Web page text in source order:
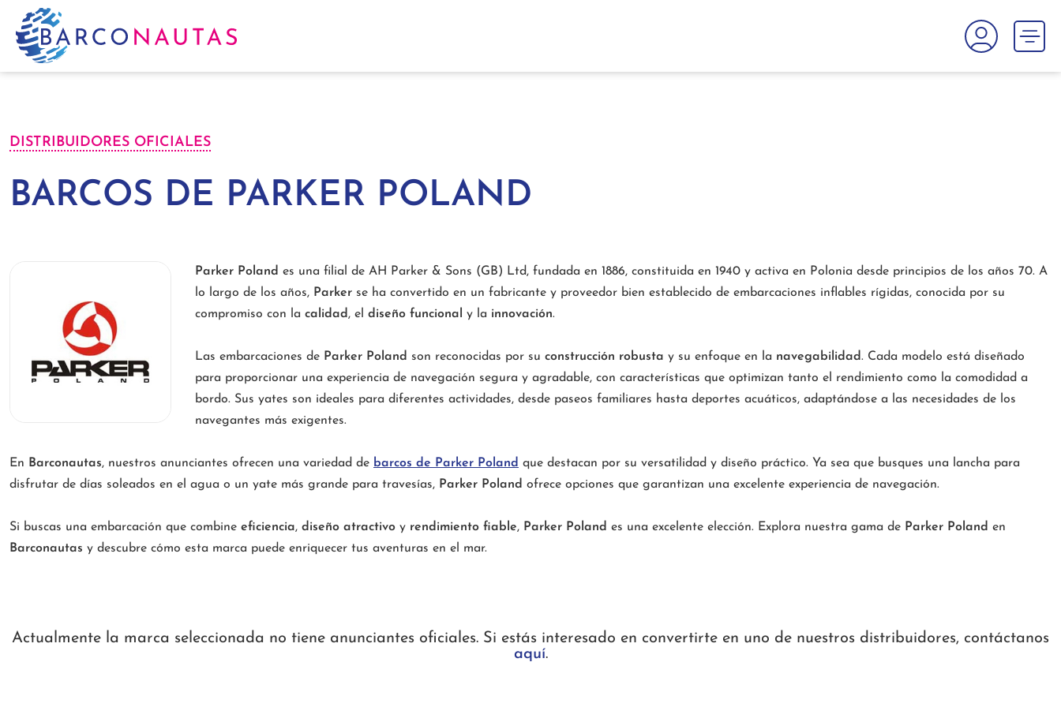
DISTRIBUIDORES OFICIALES
BARCOS DE PARKER POLAND
Parker Poland es una filial de AH Parker & Sons (GB) Ltd, fundada en 1886, constituida en 1940 y activa en Polonia desde principios de los años 70. A
lo largo de los años, Parker se ha convertido en un fabricante y proveedor bien establecido de embarcaciones inflables rígidas, conocida por su
compromiso con la calidad , el diseño funcional y la innovación.
Las embarcaciones de Parker Poland son reconocidas por su construcción robusta y su enfoque en la navegabilidad. Cada modelo está diseñado
para proporcionar una experiencia de navegación segura y agradable, con características que optimizan tanto el rendimiento como la comodidad a
bordo. Sus yates son ideales para diferentes actividades, desde paseos familiares hasta deportes acuáticos, adaptándose a las necesidades de los
navegantes más exigentes.
En Barconautas, nuestros anunciantes ofrecen una variedad de barcos de Parker Poland que destacan por su versatilidad y diseño práctico. Ya sea que busques una lancha para
disfrutar de días soleados en el agua o un yate más grande para travesías, Parker Poland ofrece opciones que garantizan una excelente experiencia de navegación.
Si buscas una embarcación que combine eficiencia, diseño atractivo y rendimiento fiable, Parker Poland es una excelente elección. Explora nuestra gama de Parker Poland en
Barconautas y descubre cómo esta marca puede enriquecer tus aventuras en el mar.
Actualmente la marca seleccionada no tiene anunciantes oficiales. Si estás interesado en convertirte en uno de nuestros distribuidores, contáctanos
aquí.